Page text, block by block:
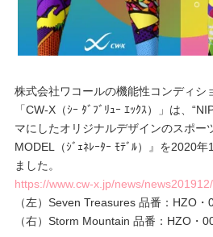
公式アプリ
企業情報
SNSアカウント一覧
株式会社ワコールの機能性コンディシ
「CW-X（ｼｰ ﾀﾞﾌﾞﾘｭｰ ｴｯｸｽ）」は、
マにしたオリジナルデザインのスポー
MODEL（ｼﾞｪﾈﾚｰﾀｰ ﾓﾃﾞﾙ）』を2020
ました。
https://www.cw-x.jp/news/
（左）Seven Treasures 品番：HZO
（右）Storm Mountain 品番：HZO